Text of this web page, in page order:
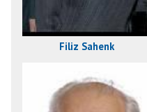
Filiz Sahenk